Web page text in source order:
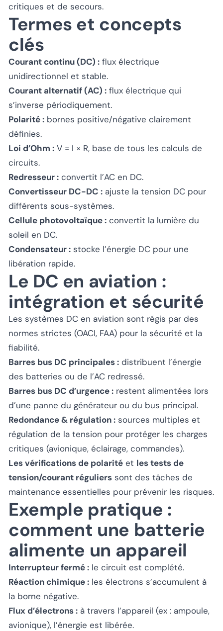
critiques et de secours.
Termes et concepts
clés
Courant continu (DC) : flux électrique
unidirectionnel et stable.
Courant alternatif (AC) : flux électrique qui
s’inverse périodiquement.
Polarité : bornes positive/négative clairement
définies.
Loi d’Ohm : V = I × R, base de tous les calculs de
circuits.
Redresseur : convertit l’AC en DC.
Convertisseur DC-DC : ajuste la tension DC pour
différents sous-systèmes.
Cellule photovoltaïque : convertit la lumière du
soleil en DC.
Condensateur : stocke l’énergie DC pour une
libération rapide.
Le DC en aviation :
intégration et sécurité
Les systèmes DC en aviation sont régis par des
normes strictes (OACI, FAA) pour la sécurité et la
fiabilité.
Barres bus DC principales : distribuent l’énergie
des batteries ou de l’AC redressé.
Barres bus DC d’urgence : restent alimentées lors
d’une panne du générateur ou du bus principal.
Redondance & régulation : sources multiples et
régulation de la tension pour protéger les charges
critiques (avionique, éclairage, commandes).
Les vérifications de polarité et les tests de
tension/courant réguliers sont des tâches de
maintenance essentielles pour prévenir les risques.
Exemple pratique :
comment une batterie
alimente un appareil
Interrupteur fermé : le circuit est complété.
Réaction chimique : les électrons s’accumulent à
la borne négative.
Flux d’électrons : à travers l’appareil (ex : ampoule,
avionique), l’énergie est libérée.